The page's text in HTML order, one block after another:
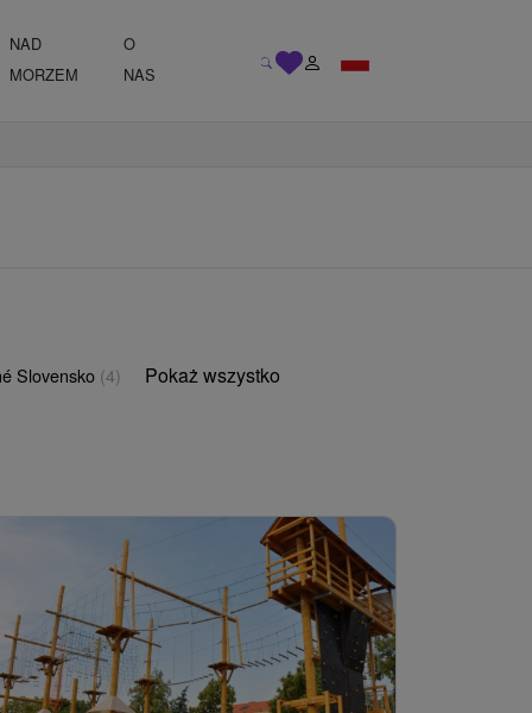
NAD
MORZEM
O
NAS
Slovensko (4) Pokaż wszystko